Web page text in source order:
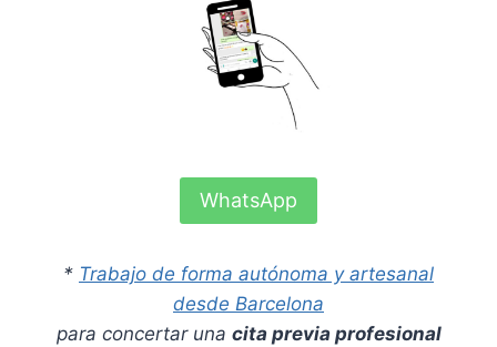
WhatsApp
* Trabajo de forma autónoma y artesanal
desde Barcelona
para concertar una cita previa profesional